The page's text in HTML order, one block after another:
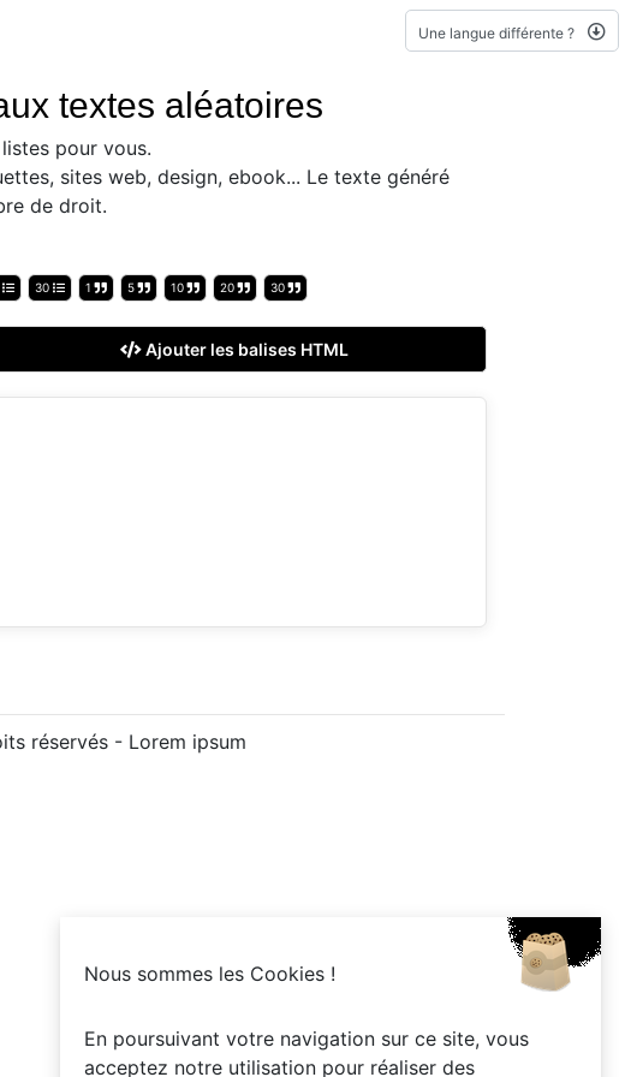
Une langue différente ?
textes aléatoires
pour vous.
sites web, design, ebook... Le texte généré
de droit.
30 1 5 10 20 30
Ajouter les balises HTML
réservés - Lorem ipsum
Nous sommes les Cookies !
En poursuivant votre navigation sur ce site, vous
acceptez notre utilisation pour réaliser des